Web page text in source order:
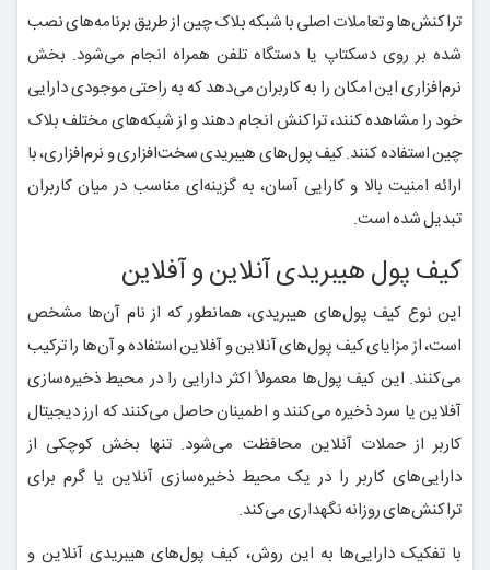
تراکنش‌ها و تعاملات اصلی با شبکه بلاک‌ چین از طریق برنامه‌های نصب
شده بر روی دسکتاپ یا دستگاه تلفن همراه انجام می‌شود. بخش
نرم‌افزاری این امکان را به کاربران می‌دهد که به راحتی موجودی دارایی
خود را مشاهده کنند، تراکنش انجام دهند و از شبکه‌های مختلف بلاک
چین استفاده کنند. کیف پول‌های هیبریدی سخت‌افزاری و نرم‌افزاری، با
ارائه امنیت بالا و کارایی آسان، به گزینه‌ای مناسب در میان کاربران
تبدیل شده است.
کیف پول هیبریدی آنلاین و آفلاین
این نوع کیف پول‌های هیبریدی، همانطور که از نام آن‌ها مشخص
است، از مزایای کیف پول‌های آنلاین و آفلاین استفاده و آن‌ها را ترکیب
می‌کنند. این کیف پول‌ها معمولاً اکثر دارایی را در محیط ذخیره‌سازی
آفلاین یا سرد ذخیره می‌کنند و اطمینان حاصل می‌کنند که ارز دیجیتال
کاربر از حملات آنلاین محافظت می‌شود. تنها بخش کوچکی از
دارایی‌های کاربر را در یک محیط ذخیره‌سازی آنلاین یا گرم برای
تراکنش‌های روزانه نگهداری می‌کند.
با تفکیک دارایی‌ها به این روش، کیف پول‌های هیبریدی آنلاین و